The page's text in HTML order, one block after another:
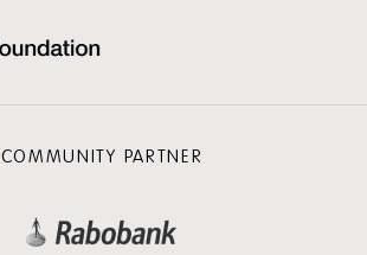
COMMUNITY PARTNER